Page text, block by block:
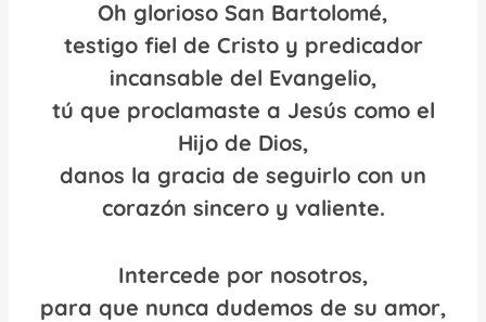
Oh glorioso San Bartolomé,
testigo fiel de Cristo y predicador
incansable del Evangelio,
tú que proclamaste a Jesús como el
Hijo de Dios,
danos la gracia de seguirlo con un
corazón sincero y valiente.
Intercede por nosotros,
para que nunca dudemos de su amor,